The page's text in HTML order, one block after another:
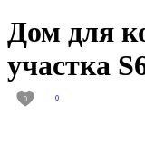
Дом для
участка
0 0